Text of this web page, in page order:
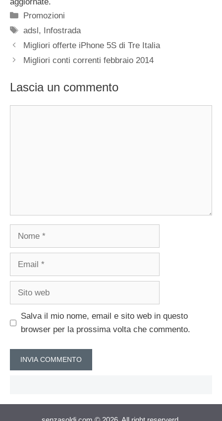
Categorie
Promozioni
Tag
adsl, Infostrada
Migliori offerte iPhone 5S di Tre Italia
Migliori conti correnti febbraio 2014
Lascia un commento
Nome
Email
Sito
Salva il mio nome, email e sito web in questo
browser per la prossima volta che commento.